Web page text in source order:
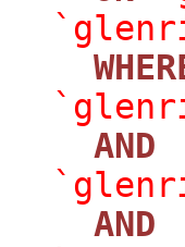
AND
AND